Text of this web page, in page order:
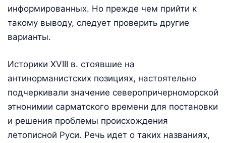
информированных. Но прежде чем прийти к
такому выводу, следует проверить другие
варианты.
Историки XVIII в. стоявшие на
антинорманистских позициях, настоятельно
подчеркивали значение северопричерноморской
этнонимии сарматского времени для постановки
и решения проблемы происхождения
летописной Руси. Речь идет о таких названиях,